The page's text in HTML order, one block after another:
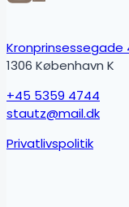
Kronprinsessegade
1306 København K
+45 5359 4744
stautz@mail.dk
Privatlivspolitik